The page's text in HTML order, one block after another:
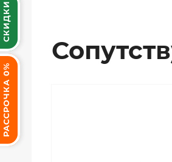
РАССРОЧКА 0%
СКИДКИ